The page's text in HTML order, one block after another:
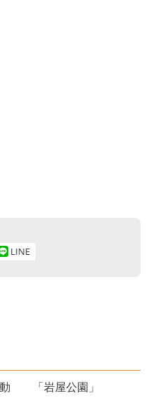
LINE
動 「岩屋公園」